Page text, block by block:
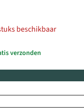
beschikbaar
verzonden